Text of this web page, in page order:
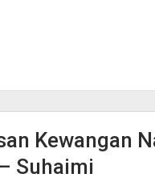
Kewangan
Suhaimi